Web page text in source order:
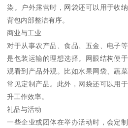
染。户外露营时，网袋还可以用于收
背包内部整洁有序。
商业与工业
对于从事农产品、食品、五金、电子
是包装运输的理想选择。网眼结构便
观看到产品外观。比如水果网袋、蔬
常见定制产品。此外，网袋还可以用
升工作效率。
礼品与活动
一些企业或团体在举办活动时，会定